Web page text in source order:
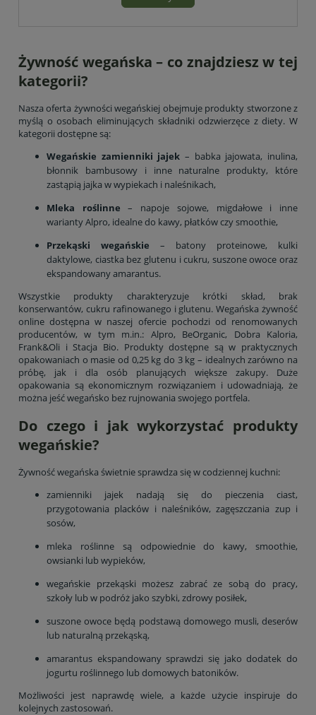
Żywność wegańska – co znajdziesz w tej
kategorii?
Nasza oferta żywności wegańskiej obejmuje produkty stworzone z
myślą o osobach eliminujących składniki odzwierzęce z diety. W
kategorii dostępne są:
Wegańskie zamienniki jajek – babka jajowata, inulina,
błonnik bambusowy i inne naturalne produkty, które
zastąpią jajka w wypiekach i naleśnikach,
Mleka roślinne– napoje sojowe, migdałowe i inne
warianty Alpro, idealne do kawy, płatków czy smoothie,
Przekąski wegańskie – batony proteinowe, kulki
daktylowe, ciastka bez glutenu i cukru, suszone owoce oraz
ekspandowany amarantus.
Wszystkie produkty charakteryzuje krótki skład, brak
konserwantów, cukru rafinowanego i glutenu. Wegańska żywność
online dostępna w naszej ofercie pochodzi od renomowanych
producentów, w tym m.in.: Alpro, BeOrganic, Dobra Kaloria,
Frank&Oli i Stacja Bio. Produkty dostępne są w praktycznych
opakowaniach o masie od 0,25 kg do 3 kg – idealnych zarówno na
próbę, jak i dla osób planujących większe zakupy. Duże
opakowania są ekonomicznym rozwiązaniem i udowadniają, że
można jeść wegańsko bez rujnowania swojego portfela.
Do czego i jak wykorzystać produkty
wegańskie?
Żywność wegańska świetnie sprawdza się w codziennej kuchni:
zamienniki jajek nadają się do pieczenia ciast,
przygotowania placków i naleśników, zagęszczania zup i
sosów,
mleka roślinne są odpowiednie do kawy, smoothie,
owsianki lub wypieków,
wegańskie przekąski możesz zabrać ze sobą do pracy,
szkoły lub w podróż jako szybki, zdrowy posiłek,
suszone owoce będą podstawą domowego musli, deserów
lub naturalną przekąską,
amarantus ekspandowany sprawdzi się jako dodatek do
jogurtu roślinnego lub domowych batoników.
Możliwości jest naprawdę wiele, a każde użycie inspiruje do
kolejnych zastosowań.